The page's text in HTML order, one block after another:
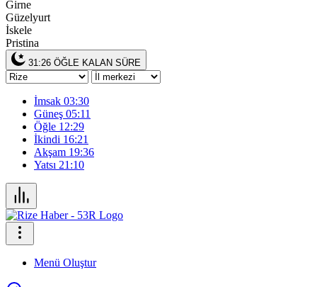
Girne
Güzelyurt
İskele
Pristina
31:26 ÖĞLE KALAN SÜRE
İmsak 03:30
Güneş 05:11
Öğle 12:29
İkindi 16:21
Akşam 19:36
Yatsı 21:10
Menü Oluştur